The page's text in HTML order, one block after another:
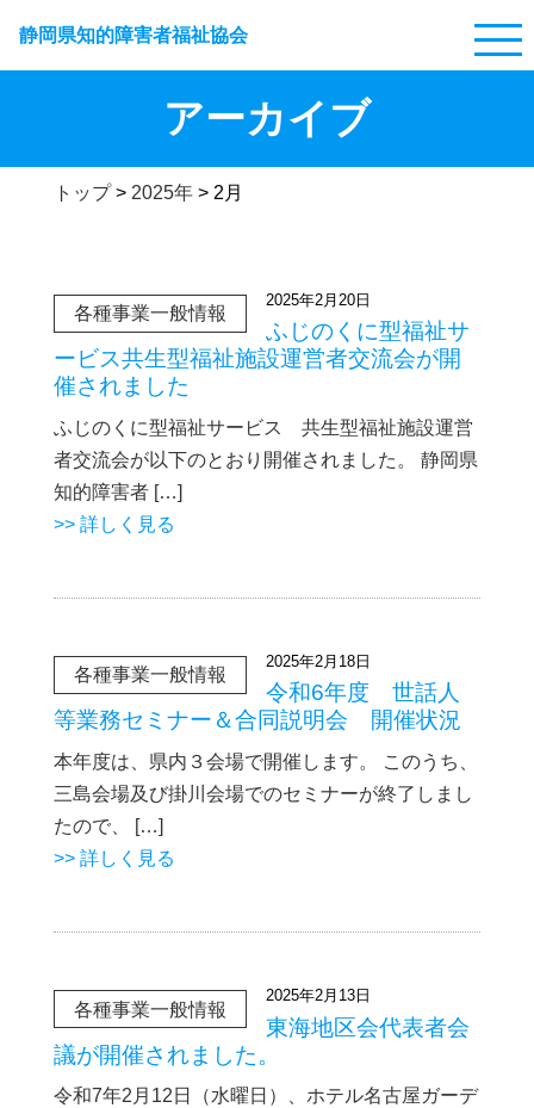
静岡県知的障害者福祉協会
アーカイブ
トップ> 2025年> 2月
各種事業一般情報
2025年2月20日
ふじのくに型福祉サ
ービス共生型福祉施設運営者交流会が開
催されました
ふじのくに型福祉サービス 共生型福祉施設運営
者交流会が以下のとおり開催されました。 静岡県
知的障害者 […]
>> 詳しく見る
各種事業一般情報
2025年2月18日
令和6年度 世話人
等業務セミナー＆合同説明会 開催状況
本年度は、県内３会場で開催します。 このうち、
三島会場及び掛川会場でのセミナーが終了しまし
たので、 […]
>> 詳しく見る
各種事業一般情報
2025年2月13日
東海地区会代表者会
議が開催されました。
令和7年2月12日（水曜日）、ホテル名古屋ガーデ